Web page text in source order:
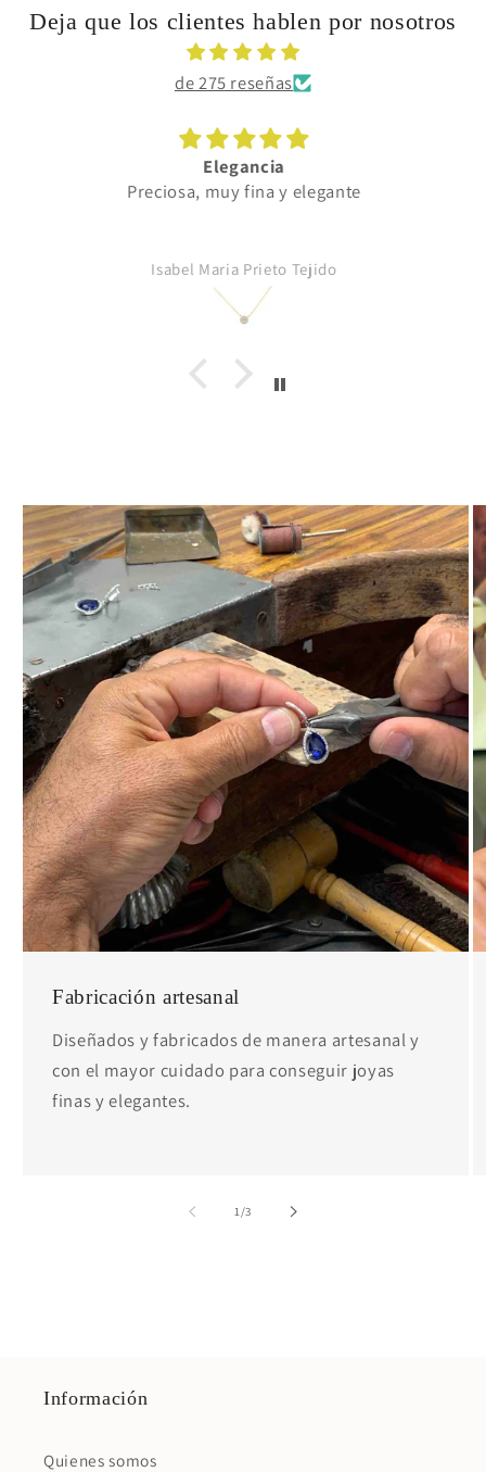
Deja que los clientes hablen por nosotros
de 275 reseñas
Elegancia
Preciosa, muy fina y elegante
Isabel Maria Prieto Tejido
Fabricación artesanal
Diseñados y fabricados de manera artesanal y
con el mayor cuidado para conseguir joyas
finas y elegantes.
1/de
3
Información
Quienes somos